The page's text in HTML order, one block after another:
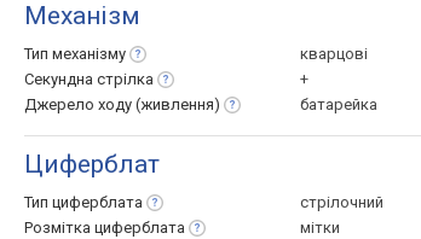
Механізм
Тип механізму
кварцові
Секундна стрілка
+
Джерело ходу (живлення) батарейка
Циферблат
Тип циферблата
стрілочний
Розмітка циферблата
мітки